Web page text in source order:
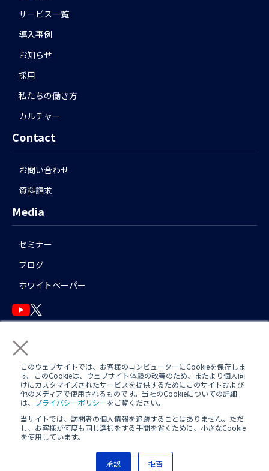
×
このウェブサイトでは、お客様のコンピューターにCookieを保存しま
す。このCookieは、ウェブサイト体験の改善のため、またより個人向
けにカスタマイズされたサービスを提供するためにこのサイトおよび
他のメディアで使用されるものです。当社のCookieについての詳細
は、 プライバシーポリシーをご覧ください。
当サイトでは、訪問者の個人情報を追跡することはありません。ただ
し、お客様が何度も同じ選択をする手間を省くために、小さなCookie
を使用しています。
承認 拒否
サービス一覧
導入事例
お知らせ
採用
私たちの働き方
カルチャー
Contact
お問い合わせ
資料請求
Media
セミナー
ブログ
ホワイトペーパー
運用アシスタント利用規約(AWS/ Azure) 日中運用支援定型約款
定型約款
プライバシーポリシー
Copyright(c) Nextmode, Inc. All rights reserved.